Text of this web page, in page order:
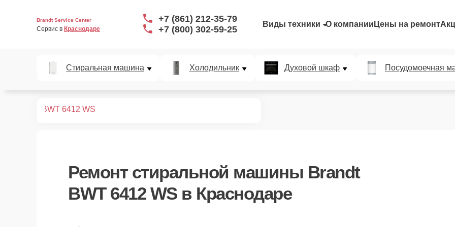
Brandt Service Center
Сервис в Краснодаре
+7 (861) 212-35-79
+7 (800) 302-59-25
Виды техники О компании Цены на ремонт
Стиральная машина Холодильник Духовой шкаф Посудомоечная
BWT 6412 WS
Ремонт стиральной машины Brandt
BWT 6412 WSв Краснодаре